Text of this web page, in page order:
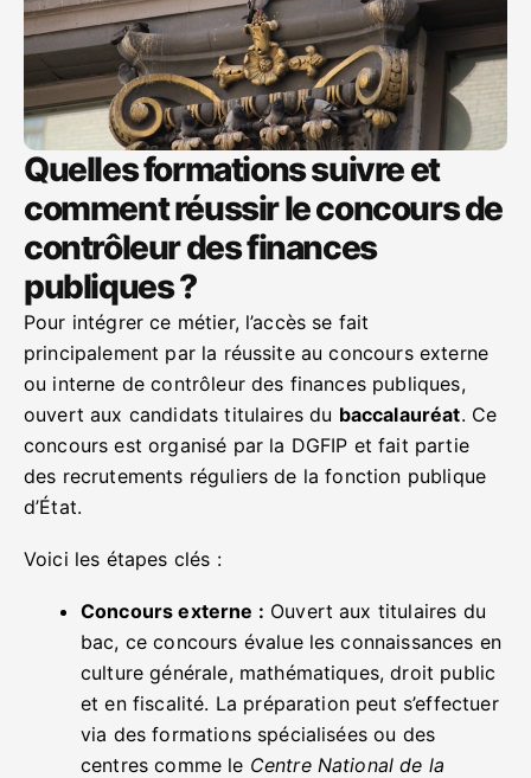
Quelles formations suivre et
comment réussir le concours de
contrôleur des finances
publiques ?
Pour intégrer ce métier, l’accès se fait
principalement par la réussite au concours externe
ou interne de contrôleur des finances publiques,
ouvert aux candidats titulaires du baccalauréat. Ce
concours est organisé par la DGFIP et fait partie
des recrutements réguliers de la fonction publique
d’État.
Voici les étapes clés :
Concours externe : Ouvert aux titulaires du
bac, ce concours évalue les connaissances en
culture générale, mathématiques, droit public
et en fiscalité. La préparation peut s’effectuer
via des formations spécialisées ou des
centres comme le Centre National de la